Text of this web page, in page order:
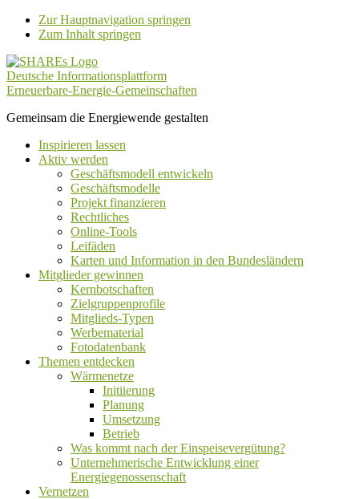
Zur Hauptnavigation springen
Zum Inhalt springen
Deutsche Informationsplattform
Erneuerbare-Energie-Gemeinschaften
Gemeinsam die Energiewende gestalten
Inspirieren lassen
Aktiv werden
Geschäftsmodell entwickeln
Geschäftsmodelle
Projekt finanzieren
Rechtliches
Online-Tools
Leifäden
Karten und Information in den Bundesländern
Mitglieder gewinnen
Kernbotschaften
Zielgruppenprofile
Mitglieds-Typen
Werbematerial
Fotodatenbank
Themen entdecken
Wärmenetze
Initiierung
Planung
Umsetzung
Betrieb
Was kommt nach der Einspeisevergütung?
Unternehmerische Entwicklung einer
Energiegenossenschaft
Vernetzen